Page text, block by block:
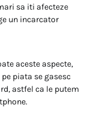
sa iti afecteze
un incarcator
aceste aspecte,
piata se gasesc
astfel ca le putem